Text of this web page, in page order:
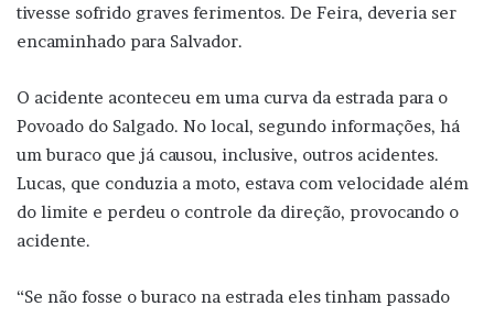
tivesse sofrido graves ferimentos. De Feira, deveria ser
encaminhado para Salvador.
O acidente aconteceu em uma curva da estrada para o
Povoado do Salgado. No local, segundo informações, há
um buraco que já causou, inclusive, outros acidentes.
Lucas, que conduzia a moto, estava com velocidade além
do limite e perdeu o controle da direção, provocando o
acidente.
“Se não fosse o buraco na estrada eles tinham passado